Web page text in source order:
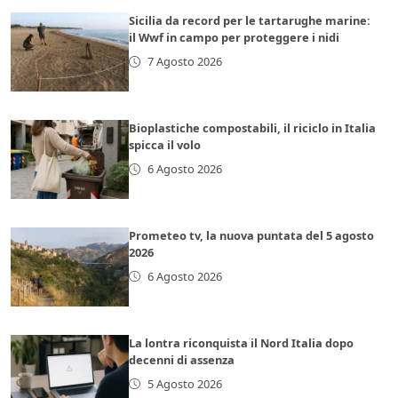
Sicilia da record per le tartarughe marine:
il Wwf in campo per proteggere i nidi
7 Agosto 2026
Bioplastiche compostabili, il riciclo in Italia
spicca il volo
6 Agosto 2026
Prometeo tv, la nuova puntata del 5 agosto
2026
6 Agosto 2026
La lontra riconquista il Nord Italia dopo
decenni di assenza
5 Agosto 2026